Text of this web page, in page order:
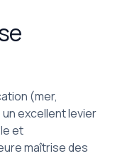
(mer,
excellent levier
et
maîtrise des